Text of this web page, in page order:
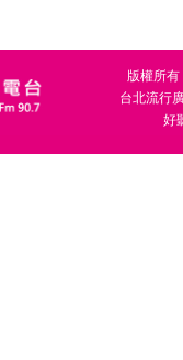
版權所
台北流行
好